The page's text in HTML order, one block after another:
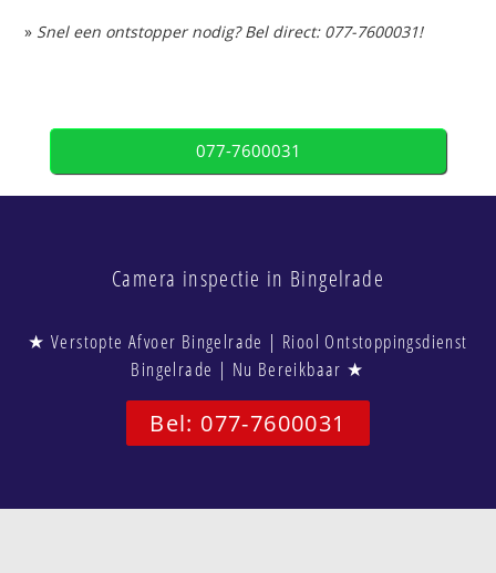
» Snel een ontstopper nodig? Bel direct: 077-7600031!
077-7600031
Camera inspectie in Bingelrade
★ Verstopte Afvoer Bingelrade | Riool Ontstoppingsdienst
Bingelrade | Nu Bereikbaar ★
Bel: 077-7600031